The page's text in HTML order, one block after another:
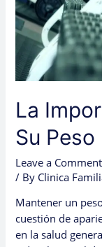
La
Su Peso
Leave a Comment
/ By Clinica
Mantener un
cuestión de
en la salud